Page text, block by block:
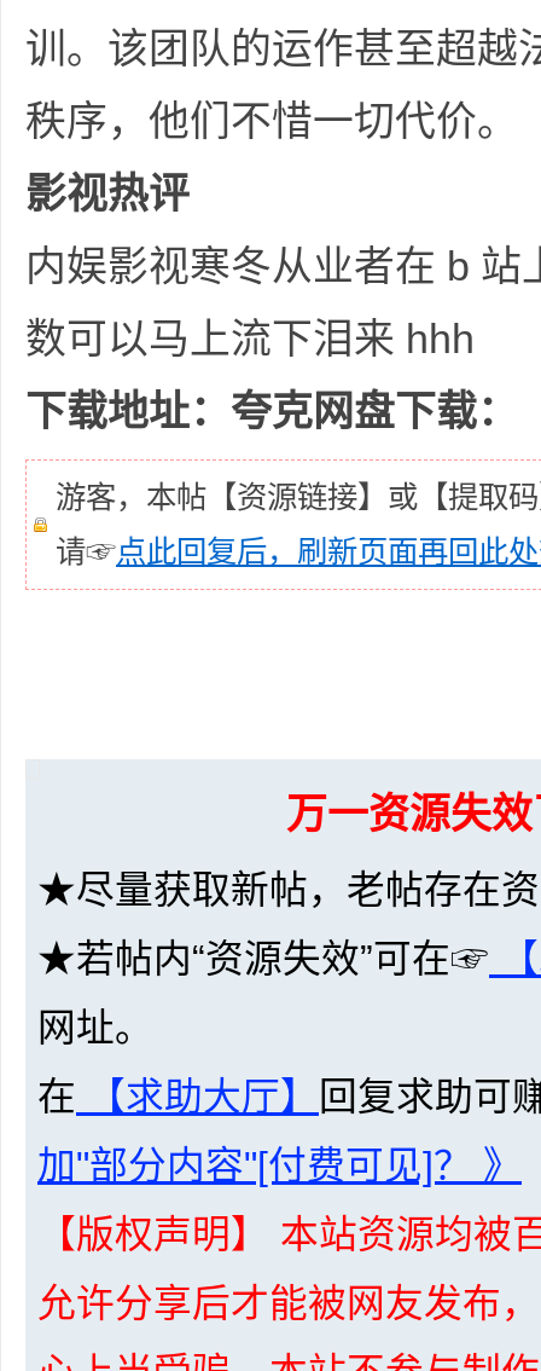
训。该团队的运作甚至超越
秩序，他们不惜一切代价。
影视热评
内娱影视寒冬从业者在 b
数可以马上流下泪来 hhh
下载地址： 夸克网盘下载：
游客，本帖【资源链接】或【提取
请☞点此回复后，刷新页面再回此
万一资源失
★尽量获取新帖，老帖存在
★若帖内“资源失效”可在☞
网址。
在 【求助大厅】
回复求助可
加"部分内容"[付费可见]？ 》
【版权声明】 本站资源均
允许分享后才能被网友发布